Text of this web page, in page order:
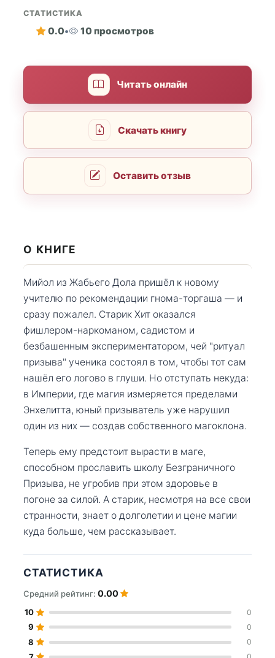
СТАТИСТИКА
0.0• 10 просмотров
Читать онлайн
Скачать книгу
Оставить отзыв
О КНИГЕ
Мийол из Жабьего Дола пришёл к новому
учителю по рекомендации гнома-торгаша — и
сразу пожалел. Старик Хит оказался
фишлером-наркоманом, садистом и
безбашенным экспериментатором, чей "ритуал
призыва" ученика состоял в том, чтобы тот сам
нашёл его логово в глуши. Но отступать некуда:
в Империи, где магия измеряется пределами
Энхелитта, юный призыватель уже нарушил
один из них — создав собственного магоклона.
Теперь ему предстоит вырасти в маге,
способном прославить школу Безграничного
Призыва, не угробив при этом здоровье в
погоне за силой. А старик, несмотря на все свои
странности, знает о долголетии и цене магии
куда больше, чем рассказывает.
СТАТИСТИКА
Средний рейтинг: 0.00
10 0
9 0
8 0